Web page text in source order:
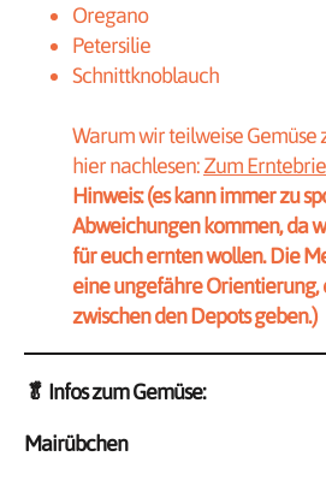
Oregano
Petersilie
Schnittknoblauch
Warum wir teilweise Gemüse
hier nachlesen:Zum
Hinweis: (es kann immer zu
Abweichungen kommen, da
für euch ernten wollen. Die
eine ungefähre Orientierung,
zwischen den Depots geben.)
🥬 Infos zum Gemüse:
Mairübchen